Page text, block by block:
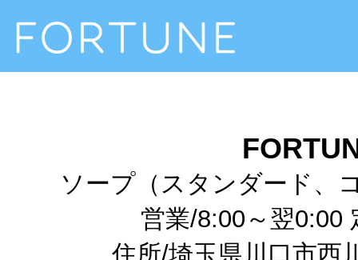
ソープ（スタンダード、
営業/8:00～翌0:00
住所/埼玉県川口市西